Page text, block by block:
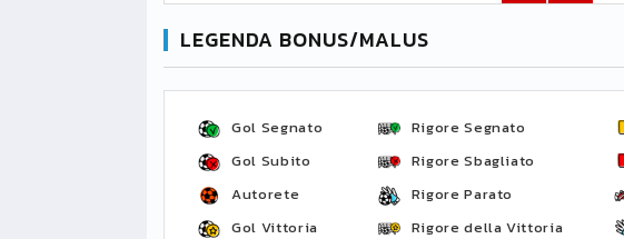
LEGENDA BONUS/MALUS
Gol Segnato
Gol Subito
Autorete
Gol Vittoria
Rigore Segnato
Rigore Sbagliato
Rigore Parato
Rigore della Vittoria